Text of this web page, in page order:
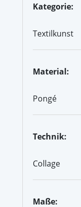
Kategorie:
Textilkunst
Material:
Pongé
Technik:
Collage
Maße: